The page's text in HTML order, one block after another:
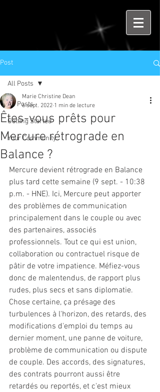
Post
All Posts
Getting Started
Your Community
All Posts
Êtes-vous prêts pour
Mercure rétrograde en
Balance ?
Marie Christine Dean
6 sept. 2022 1 min de lecture
Mercure devient rétrograde en Balance
plus tard cette semaine (9 sept. - 10:38
p.m. - HNE). Ici, Mercure peut apporter
des problèmes de communication
principalement dans le couple ou avec
des partenaires, associés
professionnels. Tout ce qui est union,
collaboration ou contractuel risque de
pâtir de votre impatience. Méfiez-vous
donc de malentendus, de rapport plus
rudes, plus secs et sans diplomatie.
Chose certaine, ça présage des
turbulences à l'horizon, des retards, des
modifications d'emploi du temps au
dernier moment, une panne de voiture,
problème de communication ou dispute
de couple. Des accords, des signatures,
des contrats pourront aussi être
retardés ou reportés, et c'est mieux